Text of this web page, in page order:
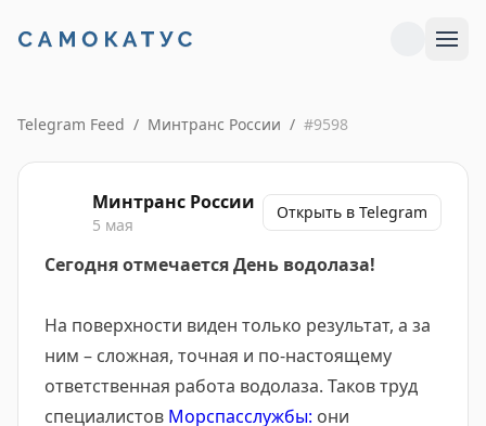
Telegram Feed / Минтранс России / #9598
Минтранс России
5 мая
Открыть в Telegram
Сегодня отмечается День водолаза!
На поверхности виден только результат, а за
ним – сложная, точная и по-настоящему
ответственная работа водолаза. Таков труд
специалистов Морспасслужбы: они